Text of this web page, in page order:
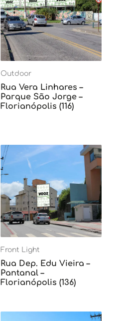
Outdoor
Rua Vera Linhares –
Parque São Jorge –
Florianópolis (116)
Front Light
Rua Dep. Edu Vieira –
Pantanal –
Florianópolis (136)